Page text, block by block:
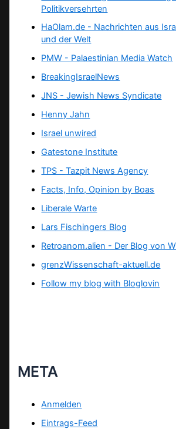
Politikversehrten
HaOlam.de - Nachrichten aus
und der Welt
PMW - Palaestinian Media Watch
BreakingIsraelNews
JNS - Jewish News Syndicate
Henny Jahn
Israel unwired
Gatestone Institute
TPS -Tazpit News Agency
Facts, Info, Opinion by Boas
Liberale Warte
Lars Fischingers Blog
Retroanom.alien - Der Blog von
grenzWissenschaft-aktuell.de
Follow my blog with Bloglovin
META
Anmelden
Eintrags-Feed